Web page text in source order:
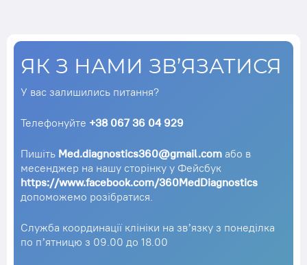
ЯК З НАМИ ЗВ’ЯЗАТИСЯ
У вас залишились питання?
Телефонуйте +38 067 36 04 929
Пишіть Med.diagnostics360@gmail.com або в
месенджер на нашу сторінку у Фейсбук
https://www.facebook.com/360MedDiagnostics
допоможемо розібратися.
Служба координації клініки на зв’язку з понеділка
по п’ятницю з 09.00 до 18.00